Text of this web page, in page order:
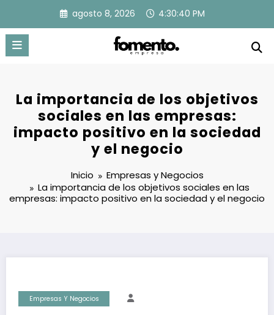
contenido
agosto 8, 2026 4:30:41 PM
La importancia de los objetivos
sociales en las empresas:
impacto positivo en la sociedad
y el negocio
Inicio
Empresas y Negocios
La importancia de los objetivos sociales en las
empresas: impacto positivo en la sociedad y el negocio
Empresas Y Negocios